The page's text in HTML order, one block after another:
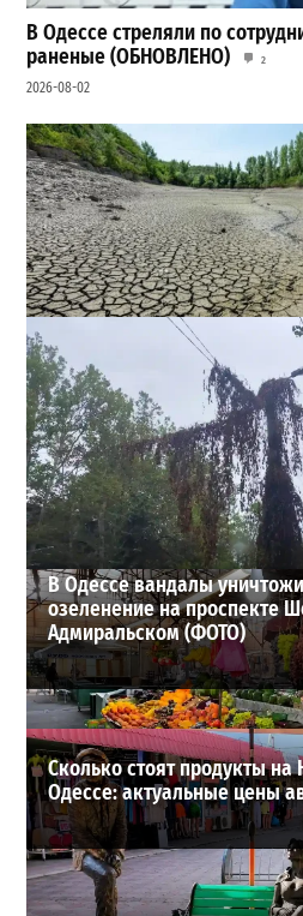
В Одессе стреляли по
раненые (ОБНОВЛЕНО)
2
2026-08-02
Днестр рекордно обмелел:
экономить воду
2
2026-07-29
ВИБОР РЕДАКЦИИ
В Одессе вандалы
озеленение на проспекте
Адмиральском (ФОТО)
Сколько стоят продукты
Одессе: актуальные цены